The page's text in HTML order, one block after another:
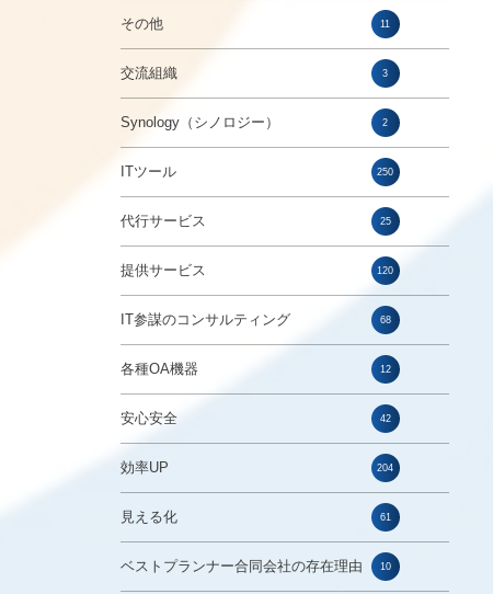
その他 11
交流組織 3
Synology（シノロジー） 2
ITツール 250
代行サービス 25
提供サービス 120
IT参謀のコンサルティング 68
各種OA機器 12
安心安全 42
効率UP 204
見える化 61
ベストプランナー合同会社の存在理由 10